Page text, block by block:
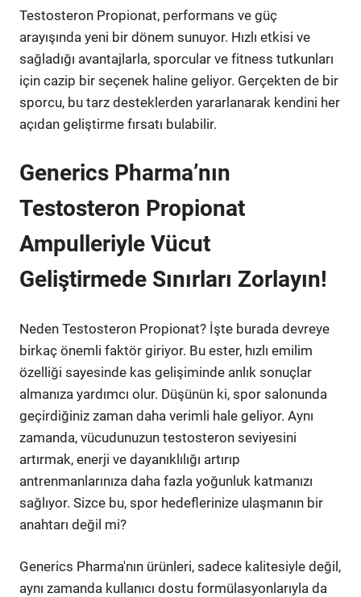
Testosteron Propionat, performans ve güç
arayışında yeni bir dönem sunuyor. Hızlı etkisi ve
sağladığı avantajlarla, sporcular ve fitness tutkunları
için cazip bir seçenek haline geliyor. Gerçekten de bir
sporcu, bu tarz desteklerden yararlanarak kendini her
açıdan geliştirme fırsatı bulabilir.
Generics Pharma’nın
Testosteron Propionat
Ampulleriyle Vücut
Geliştirmede Sınırları Zorlayın!
Neden Testosteron Propionat? İşte burada devreye
birkaç önemli faktör giriyor. Bu ester, hızlı emilim
özelliği sayesinde kas gelişiminde anlık sonuçlar
almanıza yardımcı olur. Düşünün ki, spor salonunda
geçirdiğiniz zaman daha verimli hale geliyor. Aynı
zamanda, vücudunuzun testosteron seviyesini
artırmak, enerji ve dayanıklılığı artırıp
antrenmanlarınıza daha fazla yoğunluk katmanızı
sağlıyor. Sizce bu, spor hedeflerinize ulaşmanın bir
anahtarı değil mi?
Generics Pharma'nın ürünleri, sadece kalitesiyle değil,
aynı zamanda kullanıcı dostu formülasyonlarıyla da